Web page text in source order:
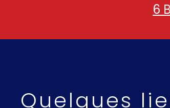
6
Quelques